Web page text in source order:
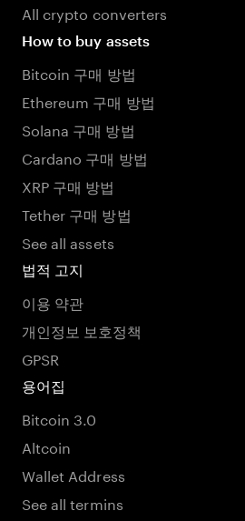
All crypto converters
How to buy assets
Bitcoin 구매 방법
Ethereum 구매 방법
Solana 구매 방법
Cardano 구매 방법
XRP 구매 방법
Tether 구매 방법
See all assets
법적 고지
이용 약관
개인정보 보호정책
GPSR
용어집
Bitcoin 3.0
Altcoin
Wallet Address
See all termins